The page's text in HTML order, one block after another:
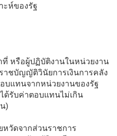
ะห์ของรัฐ
ที่ หรือผู้ปฏิบัติงานในหน่วยงาน
าชบัญญัติวินัยการเงินการคลัง
บแทนจากหน่วยงานของรัฐ
ด้รับค่าตอบแทนไม่เกิน
)
หวัดจากส่วนราชการ